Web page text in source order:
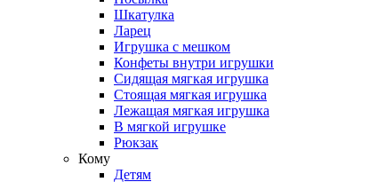
Шкатулка
Ларец
Игрушка с мешком
Конфеты внутри игрушки
Сидящая мягкая игрушка
Стоящая мягкая игрушка
Лежащая мягкая игрушка
В мягкой игрушке
Рюкзак
Кому
Детям